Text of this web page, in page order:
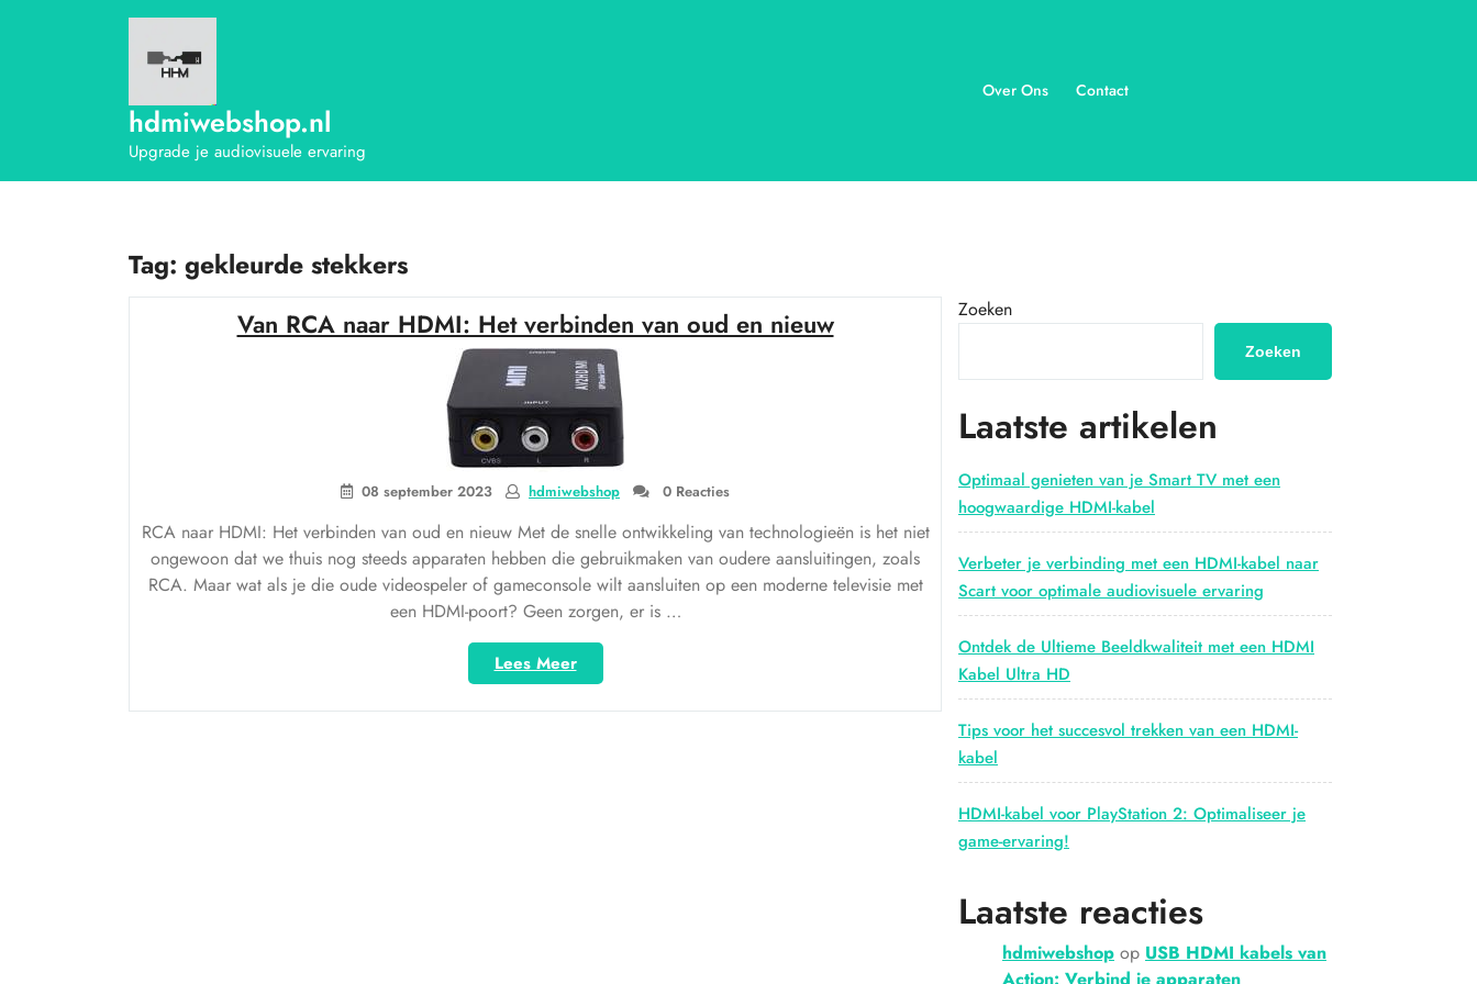
hdmiwebshop.nl
Upgrade je audiovisuele ervaring
Over Ons Contact
Tag: gekleurde stekkers
Van RCA naar HDMI: Het verbinden van oud en nieuw
08 september 2023 hdmiwebshop 0 Reacties
RCA naar HDMI: Het verbinden van oud en nieuw Met de snelle ontwikkeling van technologieën is het niet
ongewoon dat we thuis nog steeds apparaten hebben die gebruikmaken van oudere aansluitingen, zoals
RCA. Maar wat als je die oude videospeler of gameconsole wilt aansluiten op een moderne televisie met
een HDMI-poort? Geen zorgen, er is …
Lees Meer“Van
RCA
naar
Zoeken
Zoeken
Laatste artikelen
Optimaal genieten van je Smart TV met een
hoogwaardige HDMI-kabel
Verbeter je verbinding met een HDMI-kabel naar
Scart voor optimale audiovisuele ervaring
Ontdek de Ultieme Beeldkwaliteit met een HDMI
Kabel Ultra HD
Tips voor het succesvol trekken van een HDMI-
kabel
HDMI-kabel voor PlayStation 2: Optimaliseer je
game-ervaring!
Laatste reacties
hdmiwebshop op USB HDMI kabels van